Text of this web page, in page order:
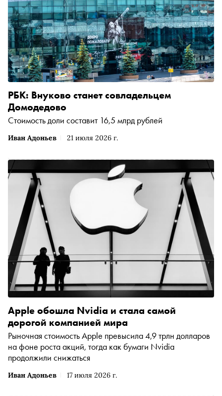
Иван Адоньев 21 июля 2026 г.
РБК: Внуково станет совладельцем
Домодедово
Стоимость доли составит 16,5 млрд рублей
Иван Адоньев 17 июля 2026 г.
Apple обошла Nvidia и стала самой
дорогой компанией мира
Рыночная стоимость Apple превысила 4,9 трлн долларов
на фоне роста акций, тогда как бумаги Nvidia
продолжили снижаться